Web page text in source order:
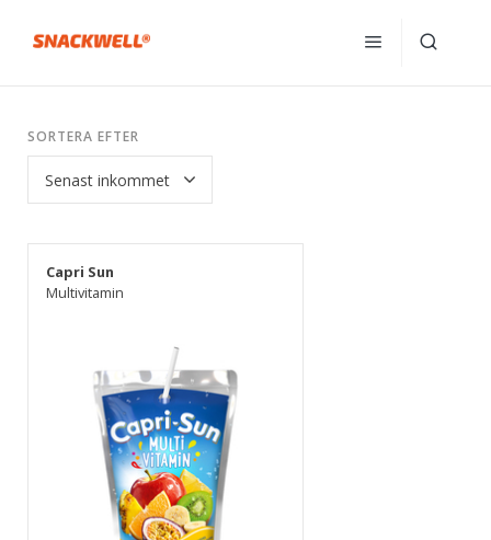
SORTERA EFTER
Capri Sun
Multivitamin